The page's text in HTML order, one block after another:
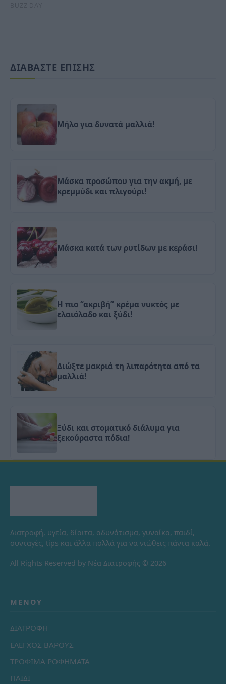
ΔΙΑΒΑΣΤΕ ΕΠΙΣΗΣ
Μήλο για δυνατά μαλλιά!
Μάσκα προσώπου για την ακμή, με
κρεμμύδι και πλιγούρι!
Μάσκα κατά των ρυτίδων με κεράσι!
Η πιο “ακριβή” κρέμα νυκτός με
ελαιόλαδο και ξύδι!
Διώξτε μακριά τη λιπαρότητα από τα
μαλλιά!
Ξύδι και στοματικό διάλυμα για
ξεκούραστα πόδια!
Διατροφή, υγεία, δίαιτα, αδυνάτισμα, γυναίκα, παιδί,
συνταγές, tips και άλλα πολλά για να νιώθεις πάντα καλά.
All Rights Reserved by Νέα Διατροφής © 2026
ΜΕΝΟΎ
ΔΙΑΤΡΟΦΗ
ΕΛΕΓΧΟΣ ΒΑΡΟΥΣ
ΤΡΟΦΙΜΑ ΡΟΦΗΜΑΤΑ
ΠΑΙΔΙ